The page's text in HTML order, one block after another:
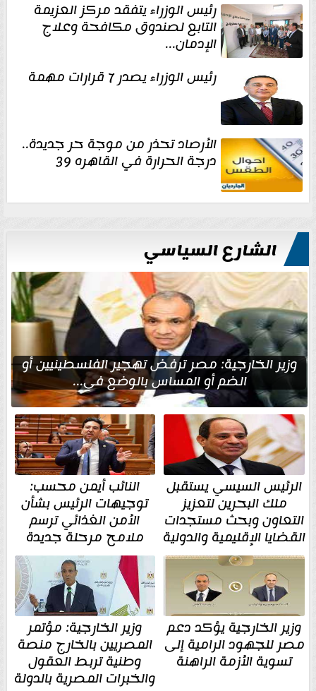
رئيس الوزراء يتفقد مركز العزيمة
التابع لصندوق مكافحة وعلاج
الإدمان...
رئيس الوزراء يصدر 7 قرارات مهمة
الأرصاد تحذر من موجة حر جديدة..
درجة الحرارة في القاهره 39
الشارع السياسي
وزير الخارجية: مصر ترفض تهجير الفلسطينيين أو
الضم أو المساس بالوضع في...
الرئيس السيسي يستقبل
ملك البحرين لتعزيز
التعاون وبحث مستجدات
القضايا الإقليمية والدولية
النائب أيمن محسب:
توجيهات الرئيس بشأن
الأمن الغذائي ترسم
ملامح مرحلة جديدة
وزير الخارجية يؤكد دعم
مصر للجهود الرامية إلى
تسوية الأزمة الراهنة
وزير الخارجية: مؤتمر
المصريين بالخارج منصة
وطنية تربط العقول
والخبرات المصرية بالدولة